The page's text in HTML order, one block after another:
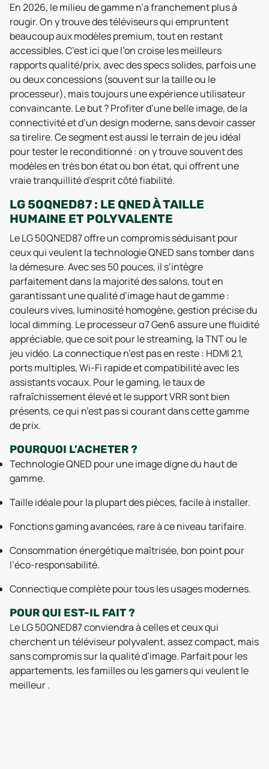
En 2026, le milieu de gamme n’a franchement plus à
rougir. On y trouve des téléviseurs qui empruntent
beaucoup aux modèles premium, tout en restant
accessibles. C’est ici que l’on croise les meilleurs
rapports qualité/prix, avec des specs solides, parfois une
ou deux concessions (souvent sur la taille ou le
processeur), mais toujours une expérience utilisateur
convaincante. Le but ? Profiter d’une belle image, de la
connectivité et d’un design moderne, sans devoir casser
sa tirelire. Ce segment est aussi le terrain de jeu idéal
pour tester le reconditionné : on y trouve souvent des
modèles en très bon état ou bon état, qui offrent une
vraie tranquillité d’esprit côté fiabilité.
LG 50QNED87 : LE QNED À TAILLE
HUMAINE ET POLYVALENTE
Le LG 50QNED87 offre un compromis séduisant pour
ceux qui veulent la technologie QNED sans tomber dans
la démesure. Avec ses 50 pouces, il s’intègre
parfaitement dans la majorité des salons, tout en
garantissant une qualité d’image haut de gamme :
couleurs vives, luminosité homogène, gestion précise du
local dimming. Le processeur α7 Gen6 assure une fluidité
appréciable, que ce soit pour le streaming, la TNT ou le
jeu vidéo. La connectique n’est pas en reste : HDMI 2.1,
ports multiples, Wi-Fi rapide et compatibilité avec les
assistants vocaux. Pour le gaming, le taux de
rafraîchissement élevé et le support VRR sont bien
présents, ce qui n’est pas si courant dans cette gamme
de prix.
POURQUOI L’ACHETER ?
Technologie QNED pour une image digne du haut de
gamme.
Taille idéale pour la plupart des pièces, facile à installer.
Fonctions gaming avancées, rare à ce niveau tarifaire.
Consommation énergétique maîtrisée, bon point pour
l’éco-responsabilité.
Connectique complète pour tous les usages modernes.
POUR QUI EST-IL FAIT ?
Le LG 50QNED87 conviendra à celles et ceux qui
cherchent un téléviseur polyvalent, assez compact, mais
sans compromis sur la qualité d’image. Parfait pour les
appartements, les familles ou les gamers qui veulent le
meilleur .